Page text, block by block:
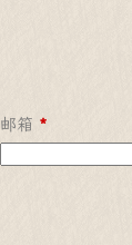
邮箱 *